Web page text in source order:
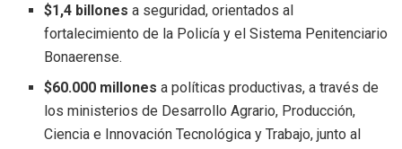
$1,4 billones a seguridad, orientados al
fortalecimiento de la Policía y el Sistema Penitenciario
Bonaerense.
$60.000 millones a políticas productivas, a través de
los ministerios de Desarrollo Agrario, Producción,
Ciencia e Innovación Tecnológica y Trabajo, junto al